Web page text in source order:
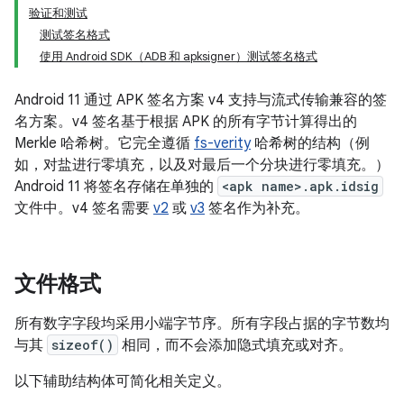
验证和测试
测试签名格式
使用 Android SDK（ADB 和 apksigner）测试签名格式
Android 11 通过 APK 签名方案 v4 支持与流式传输兼容的签
名方案。v4 签名基于根据 APK 的所有字节计算得出的
Merkle 哈希树。它完全遵循 fs-verity哈希树的结构（例
如，对盐进行零填充，以及对最后一个分块进行零填充。）
Android 11 将签名存储在单独的 <apk name>.apk.idsig
文件中。v4 签名需要 v2 或 v3 签名作为补充。
文件格式
所有数字字段均采用小端字节序。所有字段占据的字节数均
与其 sizeof() 相同，而不会添加隐式填充或对齐。
以下辅助结构体可简化相关定义。